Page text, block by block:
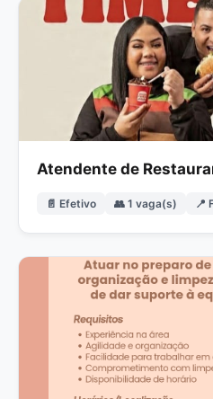
Atendente de
📄 Efetivo 👥 1 vaga(s) 📍